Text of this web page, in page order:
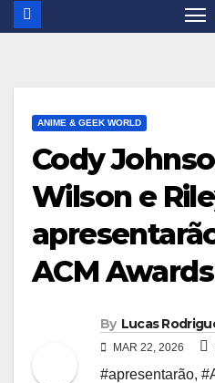
ANIME & GEEK WORLD
Cody
Wilson e
ACM Awards
By Lucas
MAR 22, 2026
#apresentarão,